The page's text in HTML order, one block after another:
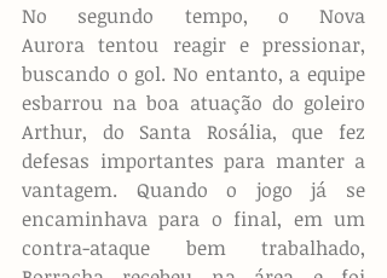
No segundo tempo, o Nova
Aurora tentou reagir e pressionar,
buscando o gol. No entanto, a equipe
esbarrou na boa atuação do goleiro
Arthur, do Santa Rosália, que fez
defesas importantes para manter a
vantagem. Quando o jogo já se
encaminhava para o final, em um
contra-ataque bem trabalhado,